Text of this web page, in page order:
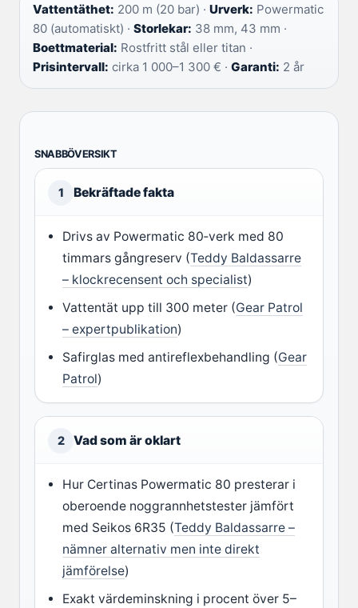
Vattentäthet: 200 m (20 bar) · Urverk: Powermatic
80 (automatiskt) · Storlekar: 38 mm, 43 mm ·
Boettmaterial: Rostfritt stål eller titan ·
Prisintervall: cirka 1 000–1 300 € · Garanti: 2 år
SNABBÖVERSIKT
1 Bekräftade fakta
Drivs av Powermatic 80‑verk med 80
timmars gångreserv (Teddy Baldassarre
– klockrecensent och specialist)
Vattentät upp till 300 meter (Gear Patrol
– expertpublikation)
Safirglas med antireflexbehandling (Gear
Patrol)
2 Vad som är oklart
Hur Certinas Powermatic 80 presterar i
oberoende noggrannhetstester jämfört
med Seikos 6R35 (Teddy Baldassarre –
nämner alternativ men inte direkt
jämförelse)
Exakt värdeminskning i procent över 5–